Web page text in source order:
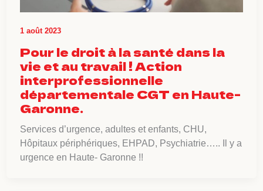
1 août 2023
Pour le droit à la santé dans la
vie et au travail ! Action
interprofessionnelle
départementale CGT en Haute-
Garonne.
Services d’urgence, adultes et enfants, CHU,
Hôpitaux périphériques, EHPAD, Psychiatrie….. Il y a
urgence en Haute- Garonne !!